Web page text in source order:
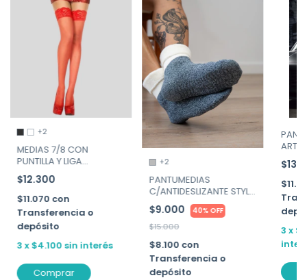
+2
MEDIAS 7/8 CON
PUNTILLA Y LIGA
SILICONADA "PASIÓN" DE
COCOT ART. 86
$12.300
$11.070 con
Transferencia o
depósito
3 x$4.100 sin interés
Comprar
+2
PANTUMEDIAS
C/ANTIDESLIZANTE STYLO
ART.14105
$9.000 40% OFF
$15.000
$8.100 con
Transferencia o
depósito
ART.
3 x